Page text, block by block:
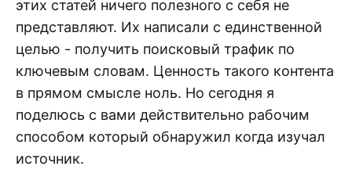
этих статей ничего полезного с себя не
представляют. Их написали с единственной
целью - получить поисковый трафик по
ключевым словам. Ценность такого контента
в прямом смысле ноль. Но сегодня я
поделюсь с вами действительно рабочим
способом который обнаружил когда изучал
источник.